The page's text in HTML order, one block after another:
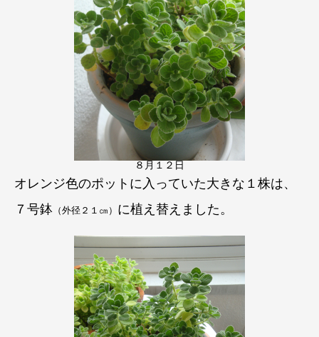
８月１２日
オレンジ色のポットに入っていた大きな１株は、
７号鉢 （外径２１㎝） に植え替えました。